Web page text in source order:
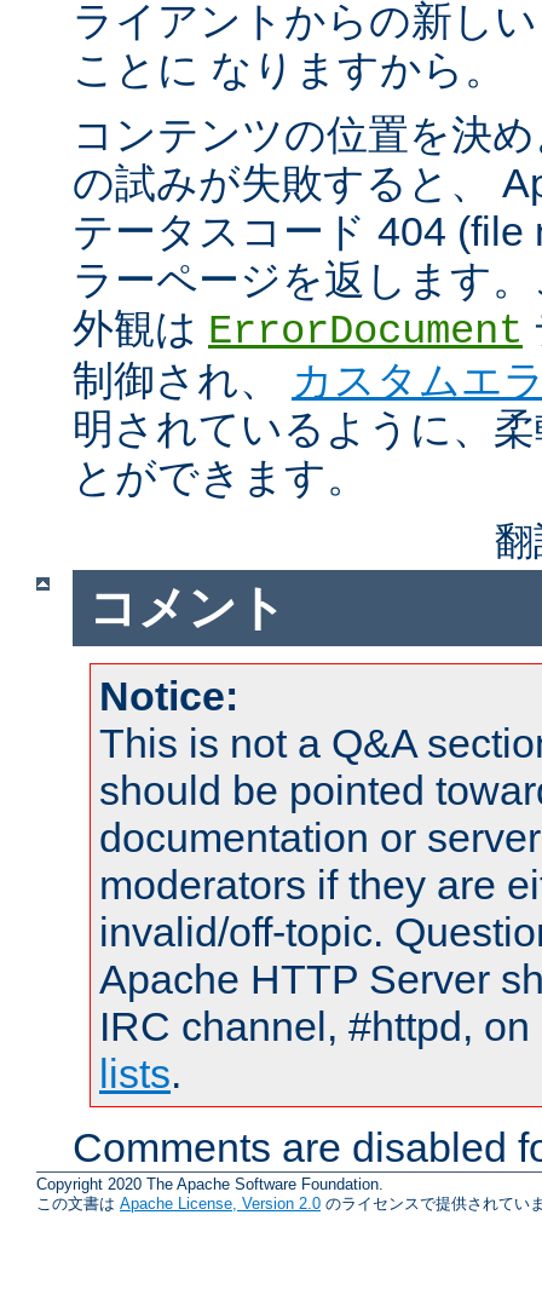
ライアントからの新し
ことに なりますから。
コンテンツの位置を決
の試みが失敗すると、
テータスコード 404 (file
ラーページを返します
外観は ErrorDocument
制御され、
カスタムエ
明されているように、
とができます。
コメント
Notice:
This is not a Q&A
should be pointed
documentation or
moderators if they are
invalid/off-topic.
Apache HTTP Server
IRC channel, #httpd,
lists.
Comments are disabled
Copyright 2020 The Apache Software Foundation.
この文書は Apache License, Version 2.0 のライセンスで提供されてい